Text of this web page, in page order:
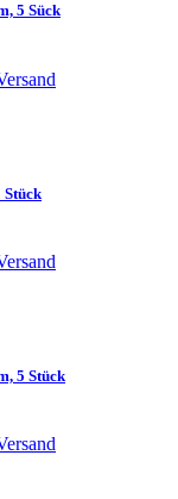
5 Sück
Stück
5 Stück